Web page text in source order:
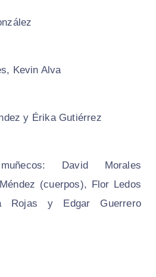
Kevin Alva
y Érika Gutiérrez
David Morales
(cuerpos), Flor Ledos
Rojas y Edgar Guerrero